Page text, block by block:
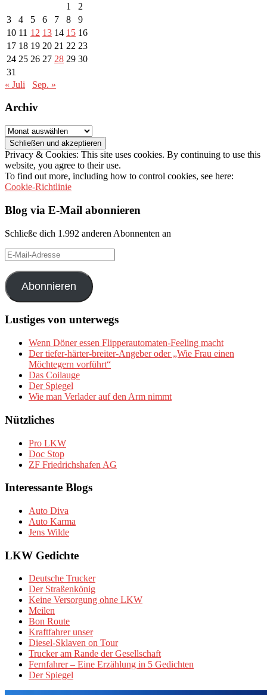
1
2
3
4 5 6 7 8
9
10 11 12 13 14 15 16
17 18 19 20 21 22 23
24 25 26 27 28 29 30
31
« Juli
Sep. »
Archiv
Archiv
Privacy & Cookies: This site uses cookies. By continuing to use this
website, you agree to their use.
To find out more, including how to control cookies, see here:
Cookie-Richtlinie
Blog via E-Mail abonnieren
Schließe dich 1.992 anderen Abonnenten an
E-
Mail-
Adresse
Abonnieren
Lustiges von unterwegs
Wenn Döner essen Flipperautomaten-Feeling macht
Der tiefer-härter-breiter-Angeber oder „Wie Frau einen
Möchtegern vorführt“
Das Coilauge
Der Spiegel
Wie man Verlader auf den Arm nimmt
Nützliches
Pro LKW
Doc Stop
ZF Friedrichshafen AG
Interessante Blogs
Auto Diva
Auto Karma
Jens Wilde
LKW Gedichte
Deutsche Trucker
Der Straßenkönig
Keine Versorgung ohne LKW
Meilen
Bon Route
Kraftfahrer unser
Diesel-Sklaven on Tour
Trucker am Rande der Gesellschaft
Fernfahrer – Eine Erzählung in 5 Gedichten
Der Spiegel